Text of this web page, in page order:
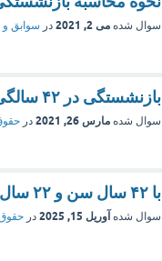
سوال شده می 2, 2021 در سوابق و
بازنشستگی در ۴۲ سالگی با ۲۰ سال سابقه
سوال شده مارس 26, 2021 در
با ۴۲ سال سن و ۲۲ سال سابقه میشه سرکار نرم
سوال شده آوریل 15, 2025 در حقوق